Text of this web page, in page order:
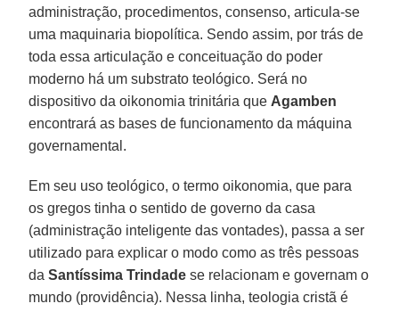
administração, procedimentos, consenso, articula-se
uma maquinaria biopolítica. Sendo assim, por trás de
toda essa articulação e conceituação do poder
moderno há um substrato teológico. Será no
dispositivo da oikonomia trinitária que Agamben
encontrará as bases de funcionamento da máquina
governamental.
Em seu uso teológico, o termo oikonomia, que para
os gregos tinha o sentido de governo da casa
(administração inteligente das vontades), passa a ser
utilizado para explicar o modo como as três pessoas
daSantíssima Trindade se relacionam e governam o
mundo (providência). Nessa linha, teologia cristã é